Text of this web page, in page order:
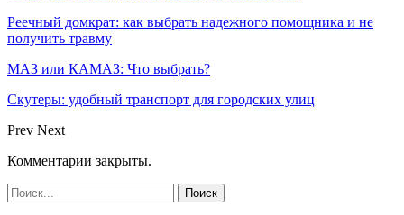
Реечный домкрат: как выбрать надежного помощника и не
получить травму
МАЗ или КАМАЗ: Что выбрать?
Скутеры: удобный транспорт для городских улиц
Prev Next
Комментарии закрыты.